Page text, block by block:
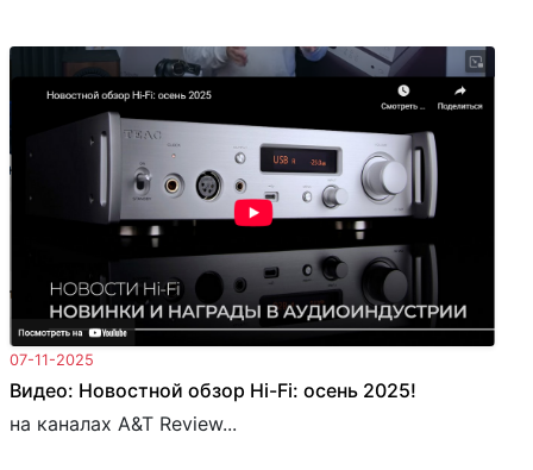
07-11-2025
Видео: Новостной обзор Hi-Fi: осень 2025!
на каналах A&T Review...